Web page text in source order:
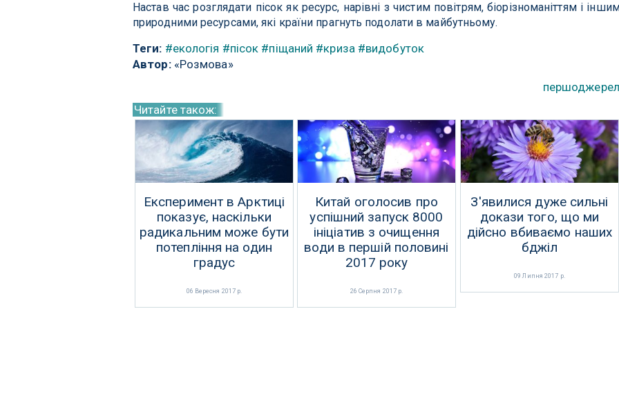
Настав час розглядати пісок як ресурс, нарівні з чистим повітрям, біорізноманіттям і
природними ресурсами, які країни прагнуть подолати в майбутньому.
Теги: #екологія #пісок #піщаний #криза #видобуток
Автор:«Розмова»
Читайте також:
Експеримент в Арктиці
показує, наскільки
радикальним може бути
потепління на один
градус
06 Вересня 2017 р.
Китай оголосив про
успішний запуск 8000
ініціатив з очищення
води в першій половині
2017 року
26 Серпня 2017 р.
З'явилися дуже сильні
докази того, що ми
дійсно вбиваємо наших
бджіл
09 Липня 2017 р.